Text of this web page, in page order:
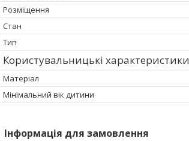
Розміщення
Стан
Тип
Користувальницькі характеристики
Матеріал
Мінімальний вік дитини
Інформація для замовлення